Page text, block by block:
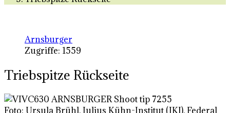
Arnsburger
Zugriffe: 1559
Triebspitze Rückseite
Foto: Ursula Brühl, Julius Kühn-Institut (JKI), Federal